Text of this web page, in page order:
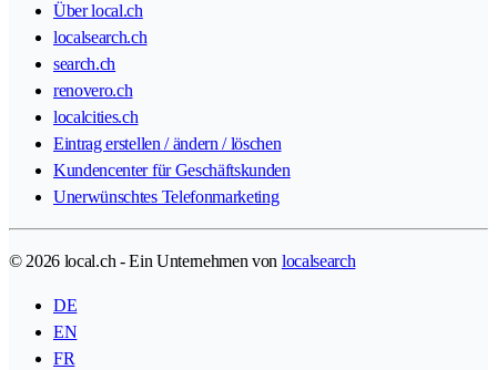
Über local.ch
localsearch.ch
search.ch
renovero.ch
localcities.ch
Eintrag erstellen / ändern / löschen
Kundencenter für Geschäftskunden
Unerwünschtes Telefonmarketing
© 2026 local.ch - Ein Unternehmen von localsearch
DE
EN
FR